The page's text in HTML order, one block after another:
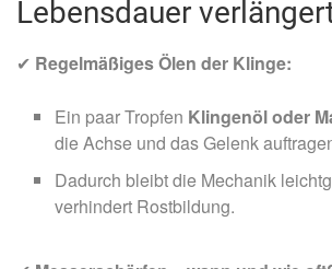
Lebensdauer
✔ Regelmäßiges Ölen der Klinge:
Ein paar Tropfen Klingenöl oder
die Achse und das Gelenk
Dadurch bleibt die Mechanik
verhindert Rostbildung.